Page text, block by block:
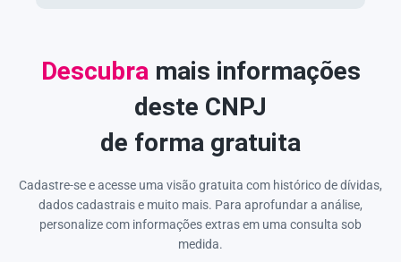
Descubra mais informações
deste CNPJ
de forma gratuita
Cadastre-se e acesse uma visão gratuita com histórico de dívidas,
dados cadastrais e muito mais. Para aprofundar a análise,
personalize com informações extras em uma consulta sob
medida.